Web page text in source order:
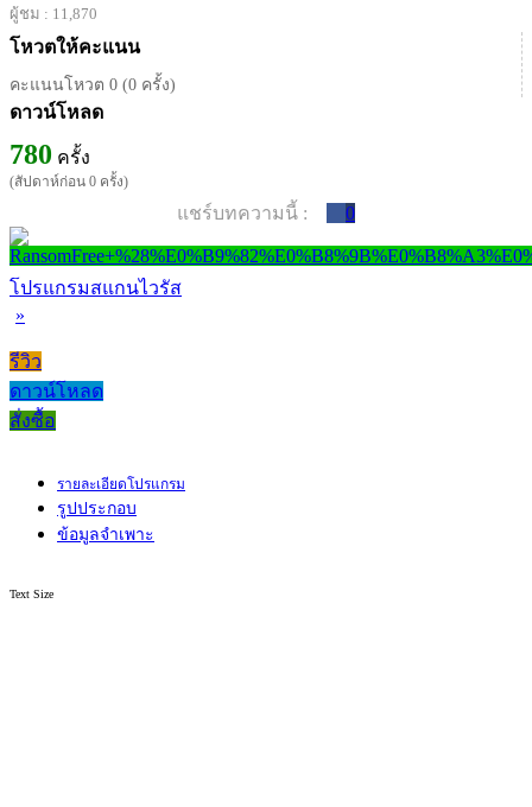
ผู้ชม : 11,870
โหวตให้คะแนน
คะแนนโหวต 0 (0 ครั้ง)
ดาวน์โหลด
780 ครั้ง
(สัปดาห์ก่อน 0 ครั้ง)
แชร์บทความนี้ : 0
โปรแกรมสแกนไวรัส
»
รีวิว
ดาวน์โหลด
สั่งซื้อ
รายละเอียดโปรแกรม
รูปประกอบ
ข้อมูลจำเพาะ
Text Size